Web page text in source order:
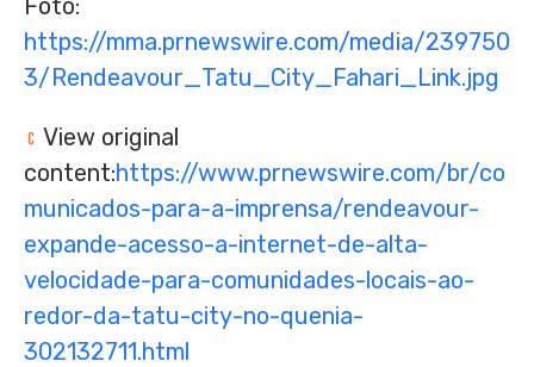
Foto:
https://mma.prnewswire.com/media/239750
3/Rendeavour_Tatu_City_Fahari_Link.jpg
View original
content:https://www.prnewswire.com/br/co
municados-para-a-imprensa/rendeavour-
expande-acesso-a-internet-de-alta-
velocidade-para-comunidades-locais-ao-
redor-da-tatu-city-no-quenia-
302132711.html